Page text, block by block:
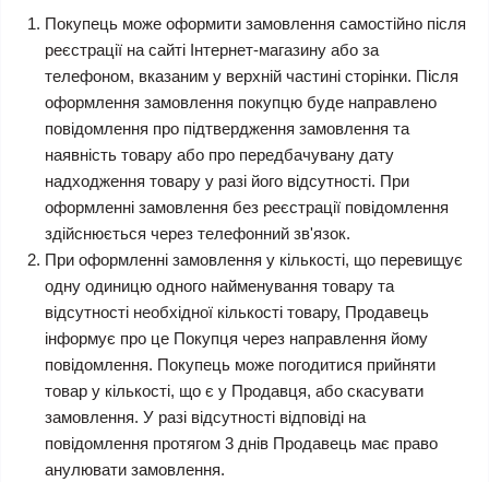
Покупець може оформити замовлення самостійно після
реєстрації на сайті Інтернет-магазину або за
телефоном, вказаним у верхній частині сторінки. Після
оформлення замовлення покупцю буде направлено
повідомлення про підтвердження замовлення та
наявність товару або про передбачувану дату
надходження товару у разі його відсутності. При
оформленні замовлення без реєстрації повідомлення
здійснюється через телефонний зв'язок.
При оформленні замовлення у кількості, що перевищує
одну одиницю одного найменування товару та
відсутності необхідної кількості товару, Продавець
інформує про це Покупця через направлення йому
повідомлення. Покупець може погодитися прийняти
товар у кількості, що є у Продавця, або скасувати
замовлення. У разі відсутності відповіді на
повідомлення протягом 3 днів Продавець має право
анулювати замовлення.